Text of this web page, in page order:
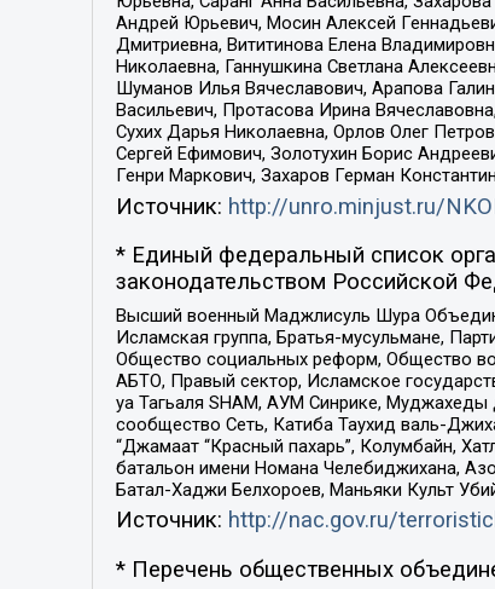
Андрей Юрьевич, Мосин Алексей
Дмитриевна, Вититинова Елена
Николаевна, Ганнушкина Светлана
Шуманов Илья Вячеславович, Арапова
Васильевич, Протасова Ирина
Сухих Дарья Николаевна, Орлов Олег
Сергей Ефимович, Золотухин Борис
Генри Маркович, Захаров Герман
Источник: http://unro.minjust.ru/
* Единый федеральный список
законодательством Российской
Высший военный Маджлисуль Шура
Исламская группа, Братья-мусульмане,
Общество социальных реформ, Общество
АБТО, Правый сектор, Исламское
уа Тагьаля SHAM, АУМ Синрике,
сообщество Сеть, Катиба Таухид валь-
“Джамаат “Красный пахарь”, Колумбайн,
батальон имени Номана Челебиджихана,
Батал-Хаджи Белхороев, Маньяки Культ
Источник: http://nac.gov.ru/
* Перечень общественных